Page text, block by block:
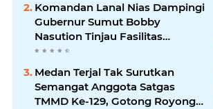
Komandan Lanal Nias Dampingi
Gubernur Sumut Bobby
Nasution Tinjau Fasilitas
Kesehatan dan Budidaya
Rumput Laut di Nias Utara
Medan Terjal Tak Surutkan
Semangat Anggota Satgas
TMMD Ke-129, Gotong Royong